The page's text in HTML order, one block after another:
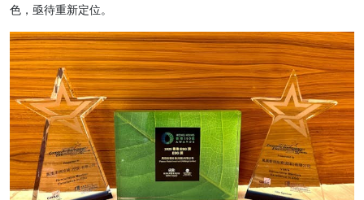
色，亟待重新定位。